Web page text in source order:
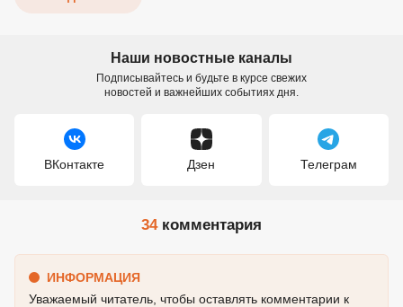
Наши новостные каналы
Подписывайтесь и будьте в курсе свежих
новостей и важнейших событиях дня.
ВКонтакте Дзен Телеграм
34комментария
ИНФОРМАЦИЯ
Уважаемый читатель, чтобы оставлять комментарии к